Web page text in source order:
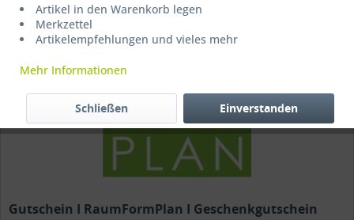
Gutschein I RaumFormPlan I Geschenkgutschein
Artikel in den Warenkorb legen
Merkzettel
Artikelempfehlungen und vieles mehr
Mehr Informationen
Einverstanden
Schließen